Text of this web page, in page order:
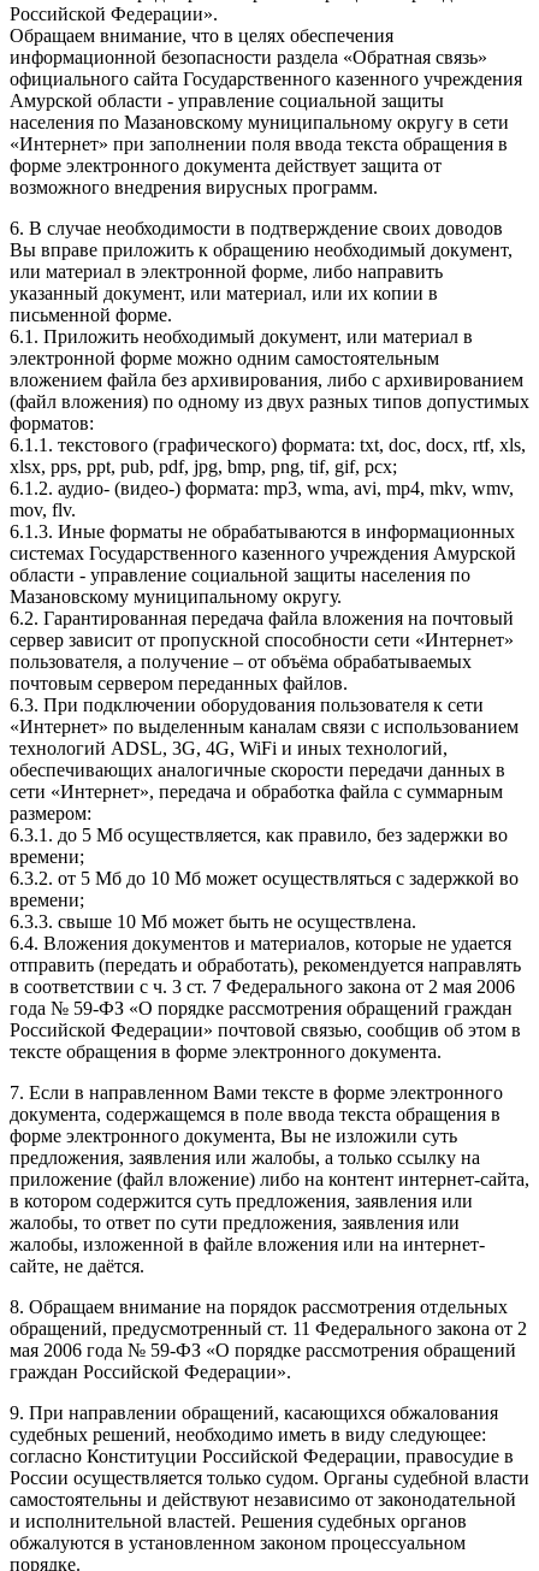
Российской Федерации».
Обращаем внимание, что в целях обеспечения
информационной безопасности раздела «Обратная связь»
официального сайта Государственного казенного учреждения
Амурской области - управление социальной защиты
населения по Мазановскому муниципальному округу в сети
«Интернет» при заполнении поля ввода текста обращения в
форме электронного документа действует защита от
возможного внедрения вирусных программ.
6. В случае необходимости в подтверждение своих доводов
Вы вправе приложить к обращению необходимый документ,
или материал в электронной форме, либо направить
указанный документ, или материал, или их копии в
письменной форме.
6.1. Приложить необходимый документ, или материал в
электронной форме можно одним самостоятельным
вложением файла без архивирования, либо с архивированием
(файл вложения) по одному из двух разных типов допустимых
форматов:
6.1.1. текстового (графического) формата: txt, doc, docx, rtf, xls,
xlsx, pps, ppt, pub, pdf, jpg, bmp, png, tif, gif, pcx;
6.1.2. аудио- (видео-) формата: mp3, wma, avi, mp4, mkv, wmv,
mov, flv.
6.1.3. Иные форматы не обрабатываются в информационных
системах Государственного казенного учреждения Амурской
области - управление социальной защиты населения по
Мазановскому муниципальному округу.
6.2. Гарантированная передача файла вложения на почтовый
сервер зависит от пропускной способности сети «Интернет»
пользователя, а получение – от объёма обрабатываемых
почтовым сервером переданных файлов.
6.3. При подключении оборудования пользователя к сети
«Интернет» по выделенным каналам связи с использованием
технологий ADSL, 3G, 4G, WiFi и иных технологий,
обеспечивающих аналогичные скорости передачи данных в
сети «Интернет», передача и обработка файла с суммарным
размером:
6.3.1. до 5 Мб осуществляется, как правило, без задержки во
времени;
6.3.2. от 5 Мб до 10 Мб может осуществляться с задержкой во
времени;
6.3.3. свыше 10 Мб может быть не осуществлена.
6.4. Вложения документов и материалов, которые не удается
отправить (передать и обработать), рекомендуется направлять
в соответствии с ч. 3 ст. 7 Федерального закона от 2 мая 2006
года № 59-ФЗ «О порядке рассмотрения обращений граждан
Российской Федерации» почтовой связью, сообщив об этом в
тексте обращения в форме электронного документа.
7. Если в направленном Вами тексте в форме электронного
документа, содержащемся в поле ввода текста обращения в
форме электронного документа, Вы не изложили суть
предложения, заявления или жалобы, а только ссылку на
приложение (файл вложение) либо на контент интернет-сайта,
в котором содержится суть предложения, заявления или
жалобы, то ответ по сути предложения, заявления или
жалобы, изложенной в файле вложения или на интернет-
сайте, не даётся.
8. Обращаем внимание на порядок рассмотрения отдельных
обращений, предусмотренный ст. 11 Федерального закона от 2
мая 2006 года № 59-ФЗ «О порядке рассмотрения обращений
граждан Российской Федерации».
9. При направлении обращений, касающихся обжалования
судебных решений, необходимо иметь в виду следующее:
согласно Конституции Российской Федерации, правосудие в
России осуществляется только судом. Органы судебной власти
самостоятельны и действуют независимо от законодательной
и исполнительной властей. Решения судебных органов
обжалуются в установленном законом процессуальном
порядке.